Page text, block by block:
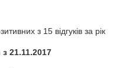
з 15 відгуків за рік
21.11.2017